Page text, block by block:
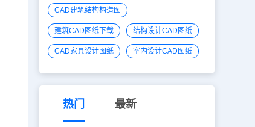
CAD建筑结构构造图
建筑CAD图纸下载 结构设计CAD图纸
CAD家具设计图纸 室内设计CAD图纸
热门 最新